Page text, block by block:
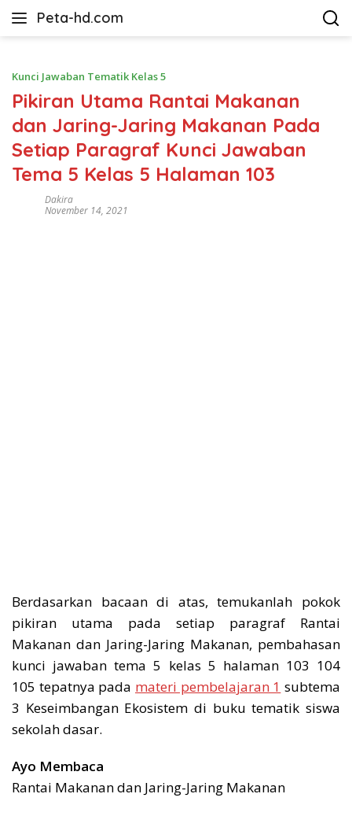
Peta-hd.com
Kumpulan
HD
Kunci Jawaban Tematik Kelas 5
Pikiran Utama Rantai Makanan
dan Jaring-Jaring Makanan Pada
Setiap Paragraf Kunci Jawaban
Tema 5 Kelas 5 Halaman 103
Dakira
November 14, 2021
Berdasarkan bacaan di atas, temukanlah pokok
pikiran utama pada setiap paragraf Rantai
Makanan dan Jaring-Jaring Makanan, pembahasan
kunci jawaban tema 5 kelas 5 halaman 103 104
105 tepatnya pada materi pembelajaran 1 subtema
3 Keseimbangan Ekosistem di buku tematik siswa
sekolah dasar.
Ayo Membaca
Rantai Makanan dan Jaring-Jaring Makanan